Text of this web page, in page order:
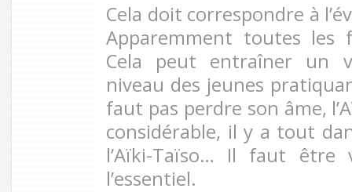
Cela doit correspondre à
Apparemment toutes les
Cela peut entraîner un
niveau des jeunes
faut pas perdre son âme,
considérable, il y a tout
l’Aïki-Taïso… Il faut être
l’essentiel.